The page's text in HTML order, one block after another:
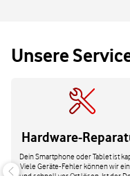
Unsere
Hardware-
Dein Smartphone oder Tablet ist
Viele Geräte-Fehler können wir